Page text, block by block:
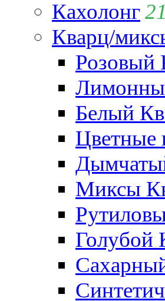
Кахолонг21
Кварц/
Розовый
Белый
Цветные
Миксы
Голубой